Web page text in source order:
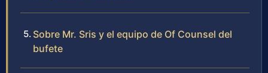
Sobre Mr. Sris y el equipo de Of Counsel del
bufete